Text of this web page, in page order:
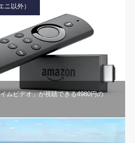
ニ以外）
ムビデオ」が視聴できる4980円の